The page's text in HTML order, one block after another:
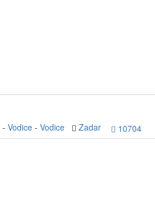
- Vodice - Vodice Zadar 10704